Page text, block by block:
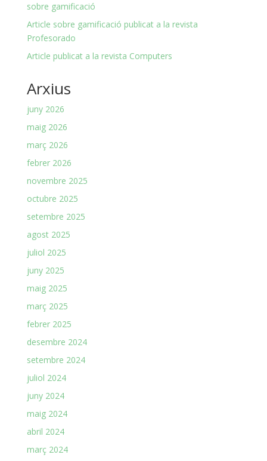
sobre gamificació
Article sobre gamificació publicat a la revista
Profesorado
Article publicat a la revista Computers
Arxius
juny 2026
maig 2026
març 2026
febrer 2026
novembre 2025
octubre 2025
setembre 2025
agost 2025
juliol 2025
juny 2025
maig 2025
març 2025
febrer 2025
desembre 2024
setembre 2024
juliol 2024
juny 2024
maig 2024
abril 2024
març 2024